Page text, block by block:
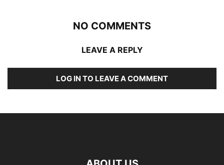
NO COMMENTS
LEAVE A REPLY
LOG IN TO LEAVE A COMMENT